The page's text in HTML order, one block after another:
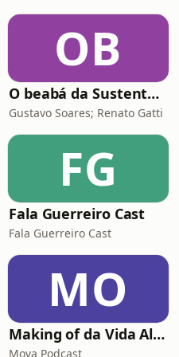
OB
O beabá da Sustentabilidade
Gustavo Soares; Renato Gatti
FG
Fala Guerreiro Cast
Fala Guerreiro Cast
MO
Making of da Vida Alheia - Mova
Mova Podcast